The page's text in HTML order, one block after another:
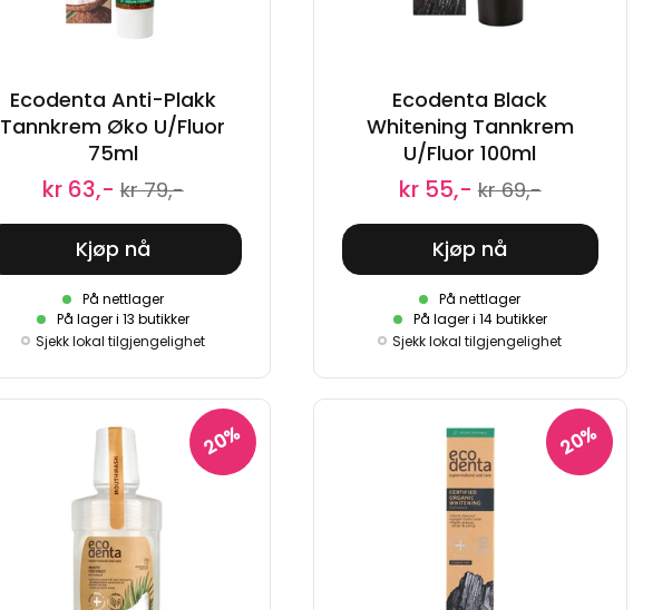
Ecodenta Anti-Plakk
Tannkrem Øko U/Fluor
75ml
kr 63,- kr 79,-
Kjøp nå
På nettlager
På lager i 13 butikker
Sjekk lokal tilgjengelighet
Ecodenta Black
Whitening Tannkrem
U/Fluor 100ml
kr 55,- kr 69,-
Kjøp nå
På nettlager
På lager i 14 butikker
Sjekk lokal tilgjengelighet
20% 20%